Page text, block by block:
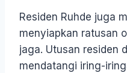
Residen Ruhde juga
menyiapkan ratusan
jaga. Utusan residen
mendatangi iring-